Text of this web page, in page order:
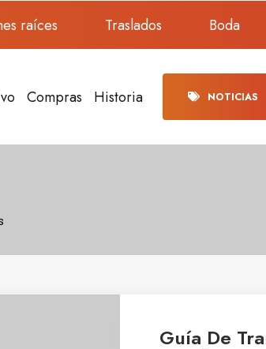
raíces Traslados Boda
Compras Historia NOTICIAS
Guía De